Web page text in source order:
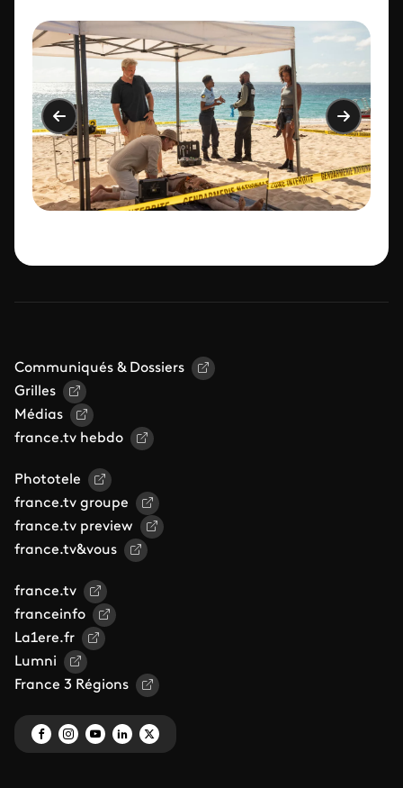
Communiqués & Dossiers
Grilles
Médias
france.tv hebdo
Phototele
france.tv groupe
france.tv preview
france.tv&vous
france.tv
franceinfo
La1ere.fr
Lumni
France 3 Régions